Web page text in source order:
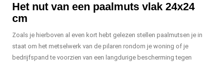
Het nut van een paalmuts vlak 24x24
cm
Zoals je hierboven al even kort hebt gelezen stellen paalmutsen je in
staat om het metselwerk van de pilaren rondom je woning of je
bedrijfspand te voorzien van een langdurige bescherming tegen